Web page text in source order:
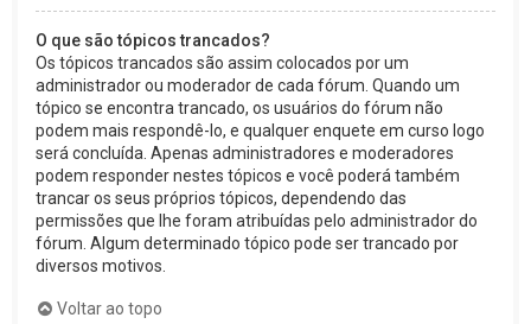
O que são tópicos trancados?
Os tópicos trancados são assim colocados por um
administrador ou moderador de cada fórum. Quando um
tópico se encontra trancado, os usuários do fórum não
podem mais respondê-lo, e qualquer enquete em curso logo
será concluída. Apenas administradores e moderadores
podem responder nestes tópicos e você poderá também
trancar os seus próprios tópicos, dependendo das
permissões que lhe foram atribuídas pelo administrador do
fórum. Algum determinado tópico pode ser trancado por
diversos motivos.
Voltar ao topo